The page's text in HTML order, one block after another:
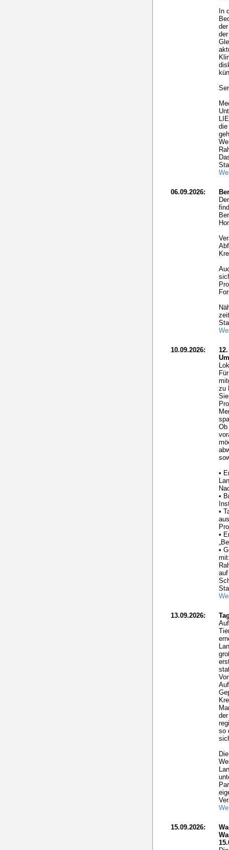
In
06.09.2026:
10.09.2026:
zu
•
•
•
•
•
13.09.2026:
so
15.09.2026: